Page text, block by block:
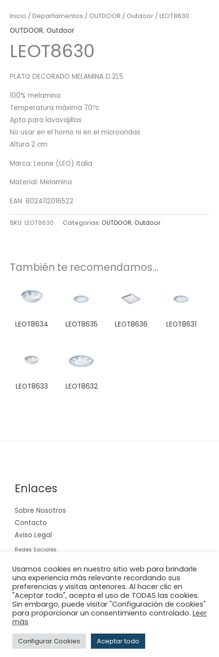
Inicio / Departamentos / OUTDOOR / Outdoor / LEOT8630
OUTDOOR, Outdoor
LEOT8630
PLATO DECORADO MELAMINA D.21,5
100% melamina
Temperatura máxima 70ºc
Apta para lavavajillas
No usar en el horno ni en el microondas
Altura 2 cm
Marca: Leone (LEO) Italia
Material: Melamina
EAN: 8024112016522
SKU: LEOT8630 Categorías: OUTDOOR,Outdoor
También te recomendamos…
LEOT8634 LEOT8635 LEOT8636 LEOT8631
LEOT8633 LEOT8632
Enlaces
Sobre Nosotros
Contacto
Aviso Legal
Redes Sociales
Copyright © 2026 Riera International, S.A.
Powered byAdderit S.L.
Usamos cookies en nuestro sitio web para brindarle
una experiencia más relevante recordando sus
preferencias y visitas anteriores. Al hacer clic en
"Aceptar todo", acepta el uso de TODAS las cookies.
Sin embargo, puede visitar "Configuración de cookies"
para proporcionar un consentimiento controlado. Leer
más
Configurar Cookies Aceptar todo